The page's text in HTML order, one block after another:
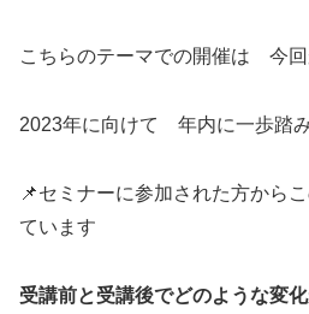
こちらのテーマでの開催は 今
2023年に向けて 年内に一歩踏
📌セミナーに参加された方から
ています
受講前と受講後でどのような変